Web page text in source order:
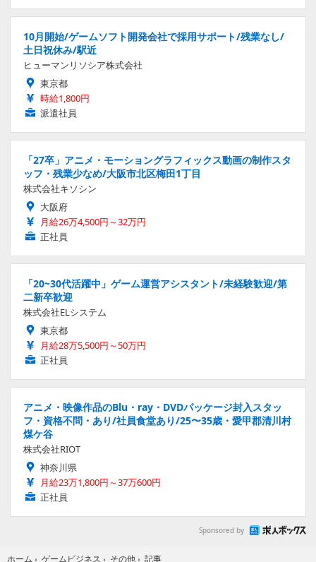
10月開始/ゲームソフト開発会社で採用サポート/残業なし/
土日祝休み/駅近
ヒューマンリソシア株式会社
東京都
時給1,800円
派遣社員
「27卒」アニメ・モーショングラフィックス動画の制作スタ
ッフ・残業少なめ/大阪市北区梅田1丁目
株式会社キソシン
大阪府
月給26万4,500円～32万円
正社員
「20~30代活躍中」ゲーム運営アシスタント/未経験歓迎/第
二新卒歓迎
株式会社ELシステム
東京都
月給28万5,500円～50万円
正社員
アニメ・映像作品のBlu・ray・DVDパッケージ封入スタッ
フ・資格不問・あり/社員食堂あり/25〜35歳・愛甲郡清川村
煤ケ谷
株式会社RIOT
神奈川県
月給23万1,800円～37万600円
正社員
Sponsored by
ホーム › ゲームビジネス › その他 › 記事